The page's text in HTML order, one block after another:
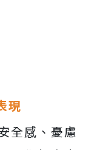
現
全感、憂慮